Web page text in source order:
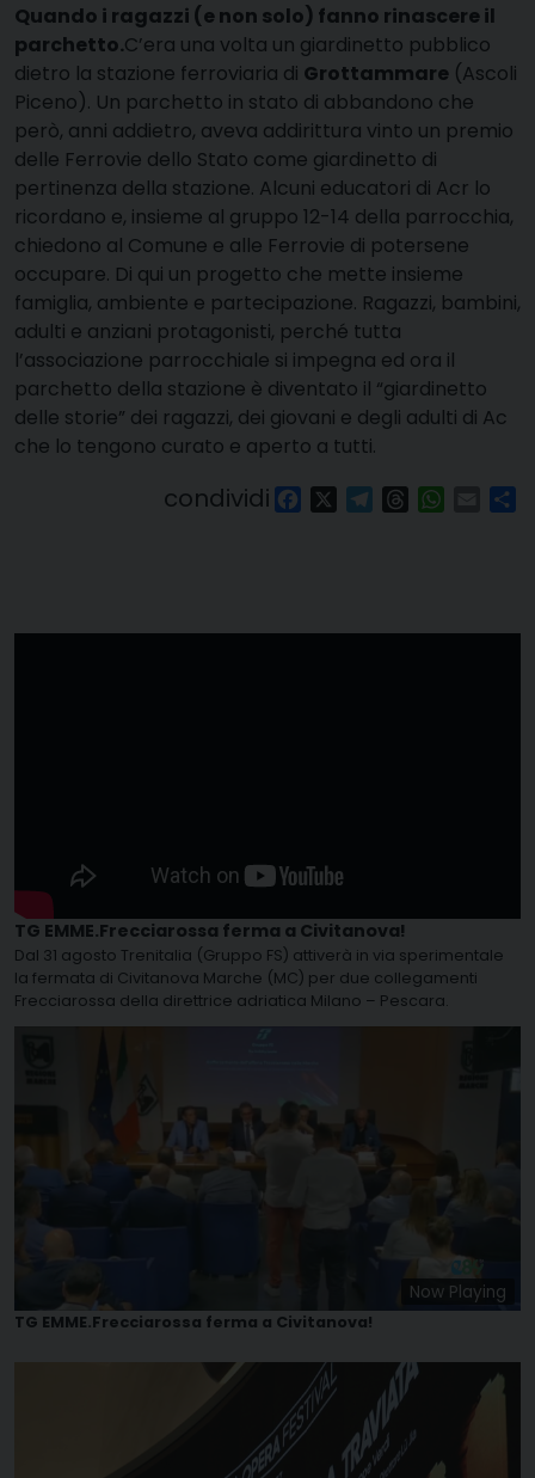
Quando i ragazzi (e non solo) fanno rinascere il
parchetto.C’era una volta un giardinetto pubblico
dietro la stazione ferroviaria di Grottammare (Ascoli
Piceno). Un parchetto in stato di abbandono che
però, anni addietro, aveva addirittura vinto un premio
delle Ferrovie dello Stato come giardinetto di
pertinenza della stazione. Alcuni educatori di Acr lo
ricordano e, insieme al gruppo 12-14 della parrocchia,
chiedono al Comune e alle Ferrovie di potersene
occupare. Di qui un progetto che mette insieme
famiglia, ambiente e partecipazione. Ragazzi, bambini,
adulti e anziani protagonisti, perché tutta
l’associazione parrocchiale si impegna ed ora il
parchetto della stazione è diventato il “giardinetto
delle storie” dei ragazzi, dei giovani e degli adulti di Ac
che lo tengono curato e aperto a tutti.
condividi FacebookTelegram
Threads Email
TG EMME.Frecciarossa ferma a Civitanova!
Dal 31 agosto Trenitalia (Gruppo FS) attiverà in via sperimentale
la fermata di Civitanova Marche (MC) per due collegamenti
Frecciarossa della direttrice adriatica Milano – Pescara.
Now Playing
TG EMME.Frecciarossa ferma a Civitanova!